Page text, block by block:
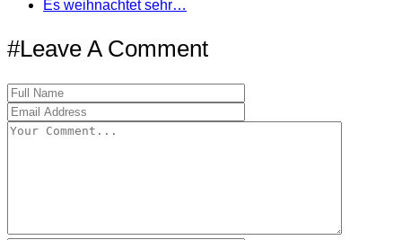
Es weihnachtet sehr…
#Leave A Comment